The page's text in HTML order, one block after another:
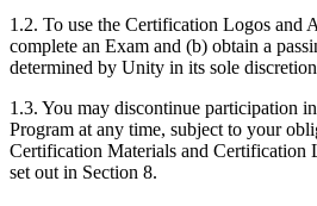
1.2. To use the Certification Logos and
complete an Exam and (b) obtain a
determined by Unity in its sole
1.3. You may discontinue participation
Program at any time, subject to your
Certification Materials and Certification
set out in Section 8.